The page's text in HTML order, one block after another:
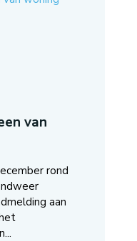
van
rond
aan